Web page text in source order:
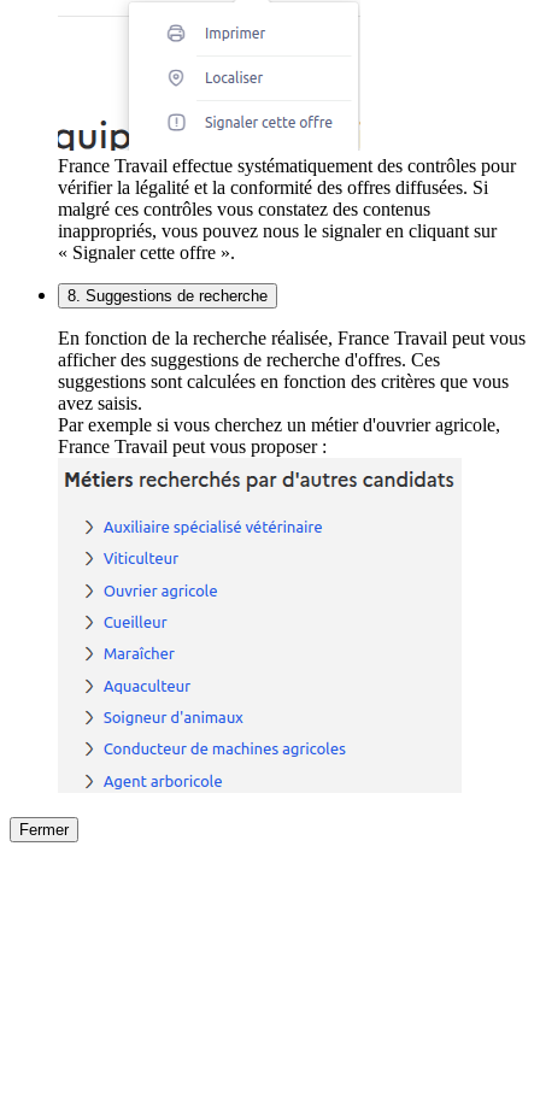
France Travail effectue systématiquement des contrôles pour
vérifier la légalité et la conformité des offres diffusées. Si
malgré ces contrôles vous constatez des contenus
inappropriés, vous pouvez nous le signaler en cliquant sur
« Signaler cette offre ».
8. Suggestions de recherche
En fonction de la recherche réalisée, France Travail peut vous
afficher des suggestions de recherche d'offres. Ces
suggestions sont calculées en fonction des critères que vous
avez saisis.
Par exemple si vous cherchez un métier d'ouvrier agricole,
France Travail peut vous proposer :
Fermer